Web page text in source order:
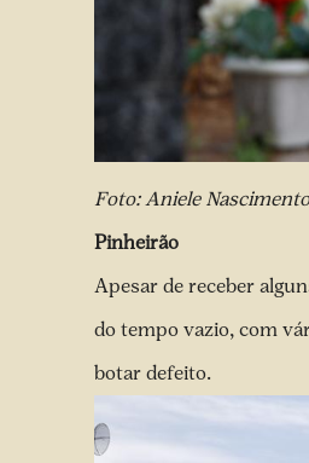
Foto: Aniele
Pinheirão
Apesar de receber
do tempo vazio, com
botar defeito.